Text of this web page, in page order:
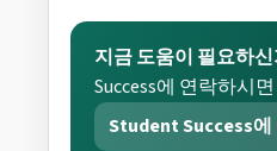
지금 도움이 필요하
Success에 연락하시
Student Success에